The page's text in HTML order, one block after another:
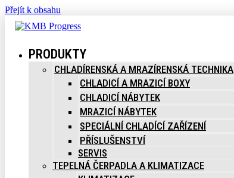
Přejít k obsahu
PRODUKTY
CHLADÍRENSKÁ A MRAZÍRENSKÁ TECHNIKA
CHLADICÍ A MRAZICÍ BOXY
CHLADICÍ NÁBYTEK
MRAZICÍ NÁBYTEK
SPECIÁLNÍ CHLADÍCÍ ZAŘÍZENÍ
PŘÍSLUŠENSTVÍ
SERVIS
TEPELNÁ ČERPADLA A KLIMATIZACE